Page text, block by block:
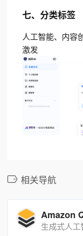
七、分类标签
人工智能、内容
激发
相关导航
Amazon